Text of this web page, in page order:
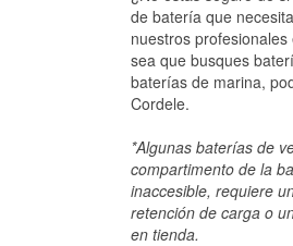
de batería que
nuestros
sea que busques
baterías de marina,
Cordele.
*Algunas baterías de
compartimento de la
inaccesible, requiere
retención de carga o
en tienda.